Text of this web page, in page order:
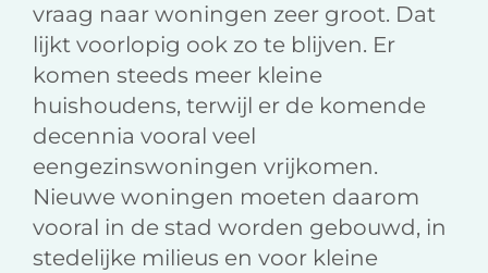
vraag naar woningen zeer groot. Dat
lijkt voorlopig ook zo te blijven. Er
komen steeds meer kleine
huishoudens, terwijl er de komende
decennia vooral veel
eengezinswoningen vrijkomen.
Nieuwe woningen moeten daarom
vooral in de stad worden gebouwd, in
stedelijke milieus en voor kleine